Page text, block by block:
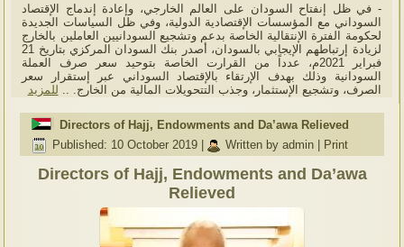
- في ظل إنفتاح السودان على العالم الخارجي، وإعادة إندماج الإقتصاد
السوداني مع المؤسسات الإقتصادية الدولية، وفي ظل السياسات الجديدة
لحكومة الفترة الإنتقالية الخاصة بدعم وتشجيع السودانيين العاملين بالخارج
لزيادة إرتباطهم الإيجابي بالسودان، أصدر بنك السودان المركزي بتاريخ 21
فبراير 2021م، عدداً من القرارت الخاصة بتوحيد سعر صرف العملة
السودانية وذلك بهدف الإرتقاء بالإقتصاد السوداني عبر إستقرار سعر
الصرف، وتشجيع الإستثمار، وجذب التتحويلات المالية من الخارج. .. للمزيد
Directors of Hajj, Endowments and Da’awa Relieved
Published: 10 October 2019
Written by admin Print
Directors of Hajj, Endowments and Da’awa
Relieved